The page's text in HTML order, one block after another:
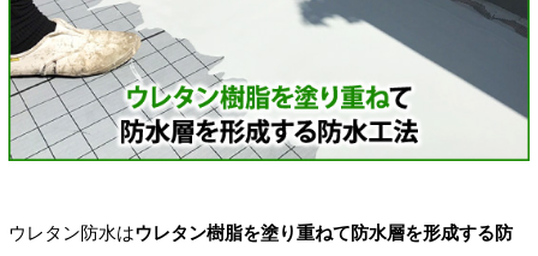
ウレタン防水はウレタン樹脂を塗り重ねて防水層を形成する防